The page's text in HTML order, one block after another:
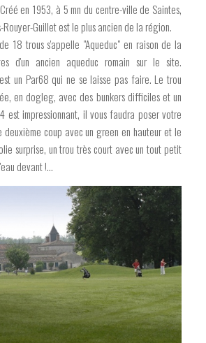
en 1953, à 5 mn du centre-ville de Saintes,
Guillet est le plus ancien de la région.
18 trous s'appelle "Aqueduc" en raison de la
d'un ancien aqueduc romain sur le site.
un Par68 qui ne se laisse pas faire. Le trou
en dogleg, avec des bunkers difficiles et un
est impressionnant, il vous faudra poser votre
coup avec un green en hauteur et le
surprise, un trou très court avec un tout petit
devant !...